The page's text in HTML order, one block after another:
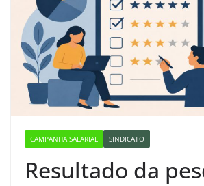
CAMPANHA SALARIAL SINDICATO
Resultado da